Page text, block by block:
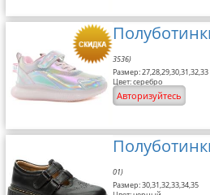
3536)
Размер: 27,28,29,30,31,32,33
Цвет: серебро
Авторизуйтесь
01)
Размер: 30,31,32,33,34,35